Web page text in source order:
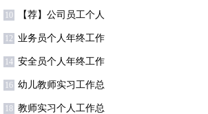
总结(7篇)
10 【荐】公司员工个人
年终工作总结
12 业务员个人年终工作
总结集合15篇
14 安全员个人年终工作
总结(通用15篇)
16 幼儿教师实习工作总
结(集锦15篇)
18 教师实习个人工作总